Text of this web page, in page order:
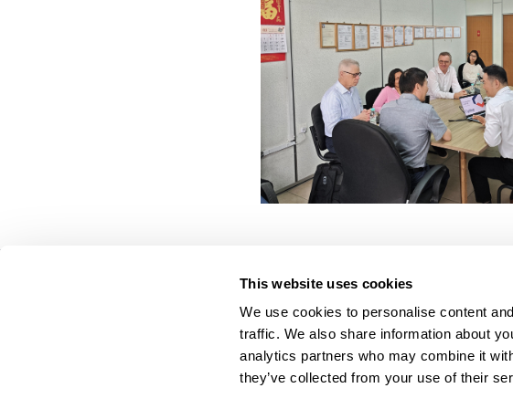
This website uses cookies
We use cookies to personalise content
traffic. We also share information about
analytics partners who may combine it
they’ve collected from your use of their
On Your Side. By Your Side.™
© 2026 Cyklop. Todos os direitos reservados